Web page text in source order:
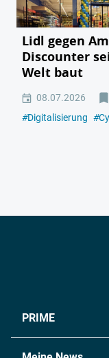
Lidl gegen
Discounter
Welt baut
08.07.2026
#Digitalisierung #
PRIME